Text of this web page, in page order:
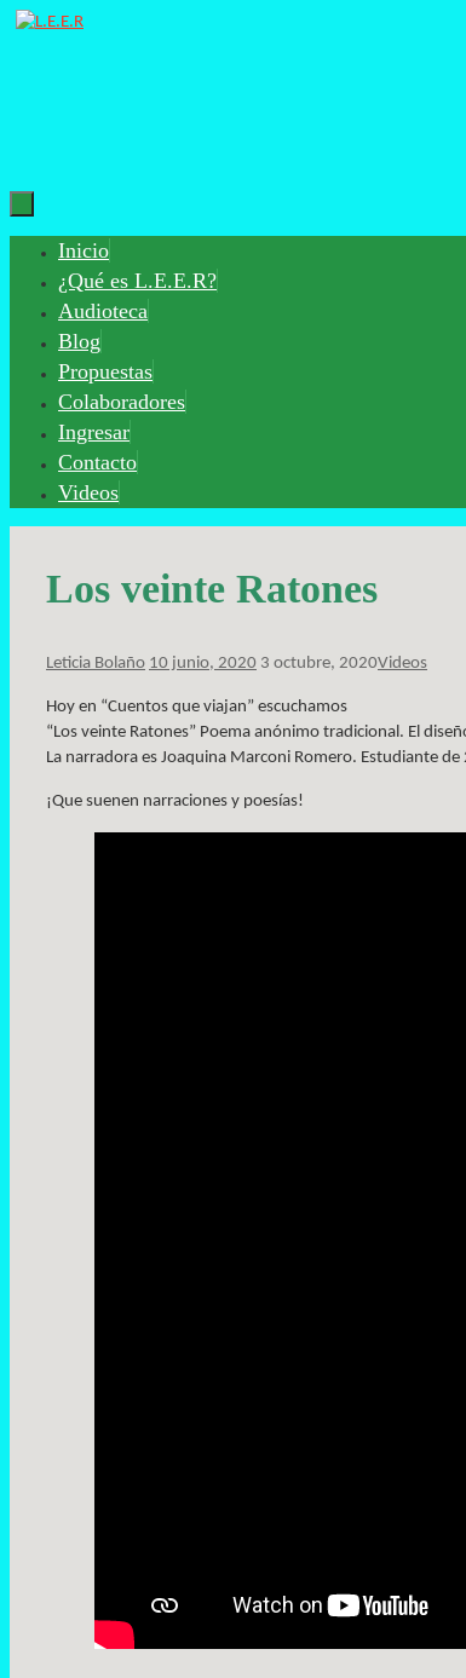
Saltar
Saltar
contenido
Inicio
¿Qué es L.E.E.R?
Audioteca
Blog
Propuestas
Colaboradores
Ingresar
Contacto
Videos
Los veinte Ratones
Leticia Bolaño 10 junio, 2020 3 octubre, 2020Videos
Hoy en “Cuentos que viajan” escuchamos
“Los veinte Ratones” Poema anónimo tradicional. El
La narradora es Joaquina Marconi Romero. Estudiante
¡Que suenen narraciones y poesías!